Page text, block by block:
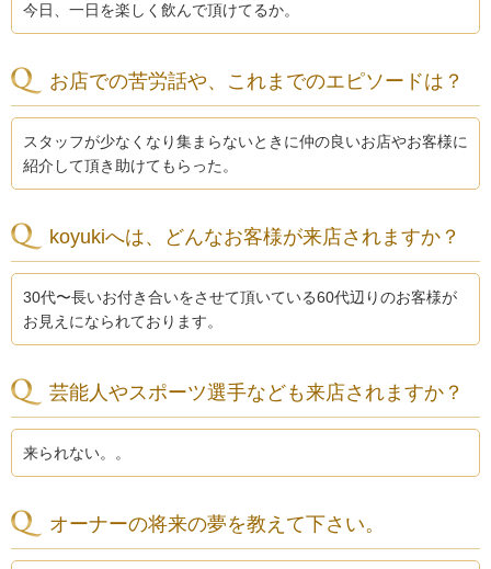
今日、一日を楽しく飲んで頂けてるか。
お店での苦労話や、これまでのエピソードは？
スタッフが少なくなり集まらないときに仲の良いお店やお客様に
紹介して頂き助けてもらった。
koyukiへは、どんなお客様が来店されますか？
30代〜長いお付き合いをさせて頂いている60代辺りのお客様が
お見えになられております。
芸能人やスポーツ選手なども来店されますか？
来られない。。
オーナーの将来の夢を教えて下さい。